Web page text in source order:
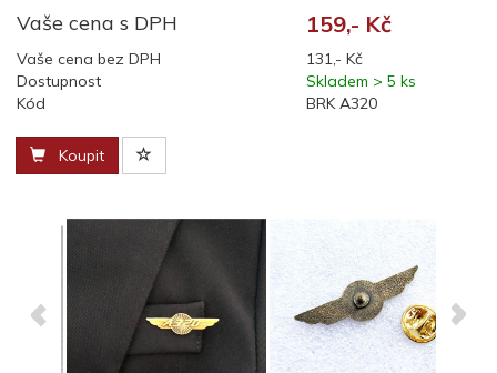
Vaše cena s DPH 159,- Kč
Vaše cena bez DPH
131,- Kč
Dostupnost
Skladem > 5 ks
Kód
BRK A320
Koupit